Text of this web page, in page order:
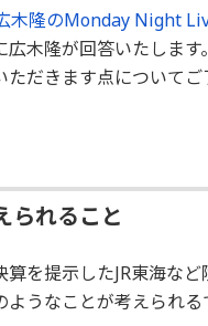
木隆のMonday Night
木隆が回答いたしま
だきます点について
られること
算を提示したJR東海な
ようなことが考えられる